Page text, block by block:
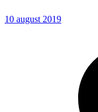
10 august 2019